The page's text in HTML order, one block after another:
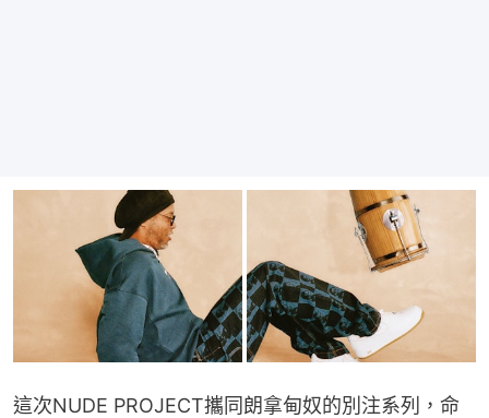
這次NUDE PROJECT攜同朗拿甸奴的別注系列，命